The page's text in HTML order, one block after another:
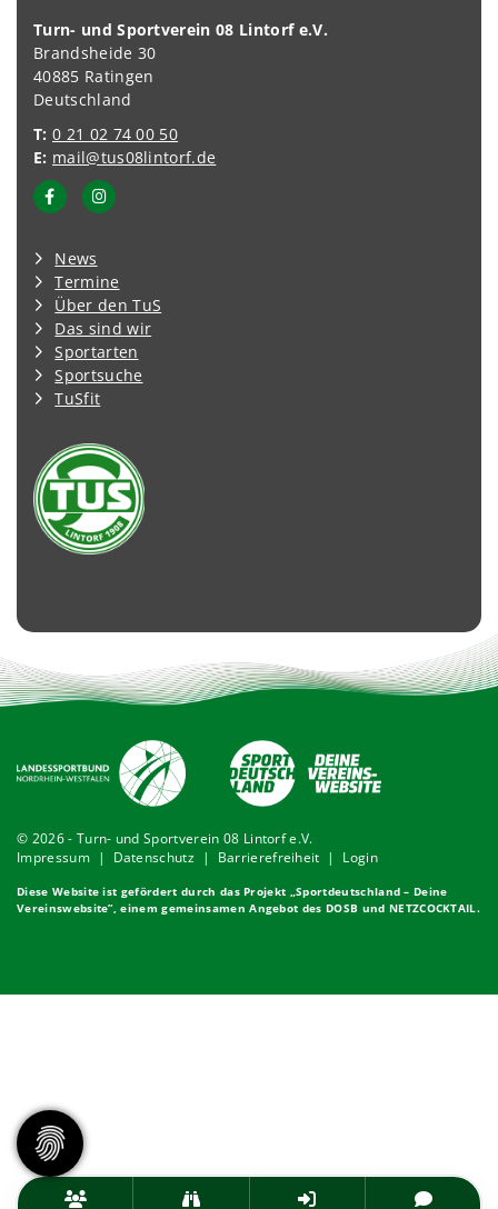
Turn- und Sportverein 08 Lintorf e.V.
Brandsheide 30
40885 Ratingen
Deutschland
T: 0 21 02 74 00 50
E: mail@tus08lintorf.de
News
Termine
Über den TuS
Das sind wir
Sportarten
Sportsuche
TuSfit
© 2026 - Turn- und Sportverein 08 Lintorf e.V.
Impressum| Datenschutz | Barrierefreiheit | Login
Diese Website ist gefördert durch das Projekt „Sportdeutschland – Deine
Vereinswebsite”, einem gemeinsamen Angebot des DOSB und NETZCOCKTAIL.